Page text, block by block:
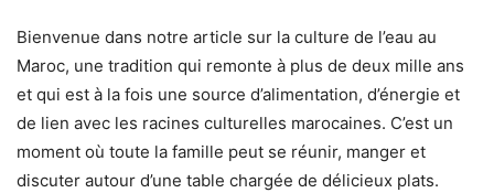
Bienvenue dans notre article sur la culture de l’eau au
Maroc, une tradition qui remonte à plus de deux mille ans
et qui est à la fois une source d’alimentation, d’énergie et
de lien avec les racines culturelles marocaines. C’est un
moment où toute la famille peut se réunir, manger et
discuter autour d’une table chargée de délicieux plats.